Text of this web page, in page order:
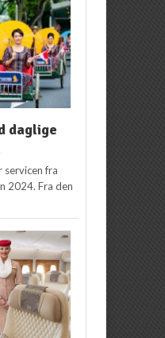
daglige
servicen fra
2024. Fra den